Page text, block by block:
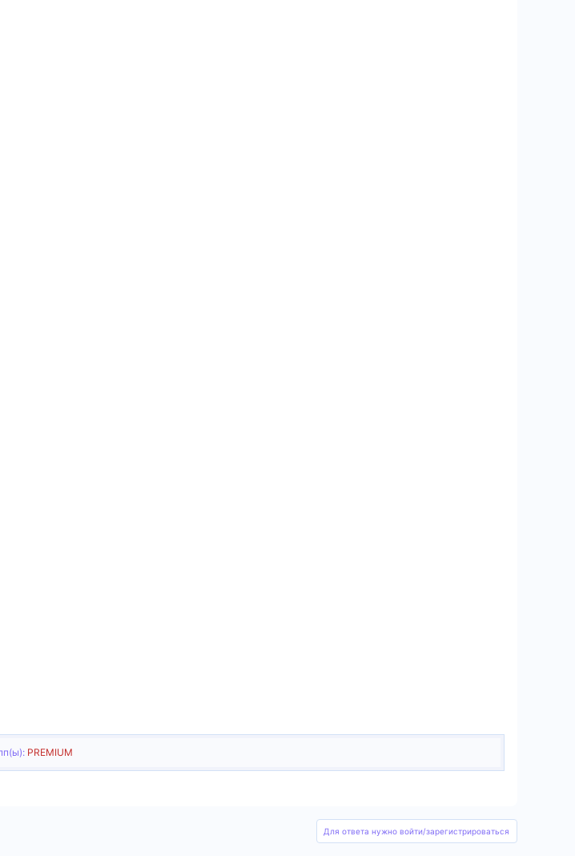
PREMIUM
Для ответа нужно войти/зарегистрироваться